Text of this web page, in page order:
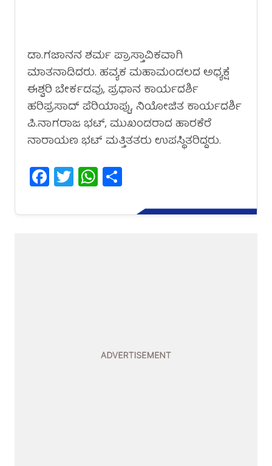
ಡಾ.ಗಜಾನನ ಶರ್ಮ ಪ್ರಾಸ್ತಾವಿಕವಾಗಿ
ಮಾತನಾಡಿದರು. ಹವ್ಯಕ ಮಹಾಮಂಡಲದ ಅಧ್ಯಕ್ಷೆ
ಈಶ್ವರಿ ಬೇರ್ಕಡವು, ಪ್ರಧಾನ ಕಾರ್ಯದರ್ಶಿ
ಹರಿಪ್ರಸಾದ್ ಪೆರಿಯಾಪ್ಪು, ನಿಯೋಜಿತ ಕಾರ್ಯದರ್ಶಿ
ಪಿ.ನಾಗರಾಜ ಭಟ್, ಮುಖಂಡರಾದ ಹಾರಕೆರೆ
ನಾರಾಯಣ ಭಟ್ ಮತ್ತಿತತರು ಉಪಸ್ಥಿತರಿದ್ದರು.
Facebook
TwitterWhatsApp